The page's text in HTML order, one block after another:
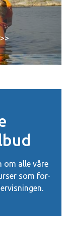
om alle våre
som for-